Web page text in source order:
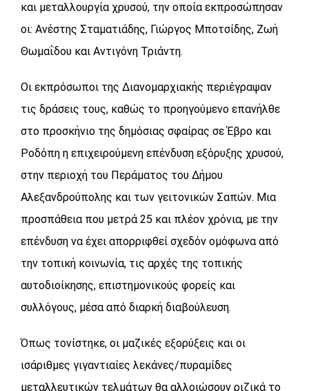
και μεταλλουργία χρυσού, την οποία εκπροσώπησαν
οι: Ανέστης Σταματιάδης, Γιώργος Μποτσίδης, Ζωή
Θωμαΐδου και Αντιγόνη Τριάντη.
Οι εκπρόσωποι της Διανομαρχιακής περιέγραψαν
τις δράσεις τους, καθώς το προηγούμενο επανήλθε
στο προσκήνιο της δημόσιας σφαίρας σε Έβρο και
Ροδόπη η επιχειρούμενη επένδυση εξόρυξης χρυσού,
στην περιοχή του Περάματος του Δήμου
Αλεξανδρούπολης και των γειτονικών Σαπών. Μια
προσπάθεια που μετρά 25 και πλέον χρόνια, με την
επένδυση να έχει απορριφθεί σχεδόν ομόφωνα από
την τοπική κοινωνία, τις αρχές της τοπικής
αυτοδιοίκησης, επιστημονικούς φορείς και
συλλόγους, μέσα από διαρκή διαβούλευση.
Όπως τονίστηκε, οι μαζικές εξορύξεις και οι
ισάριθμες γιγαντιαίες λεκάνες/πυραμίδες
μεταλλευτικών τελμάτων θα αλλοιώσουν ριζικά το